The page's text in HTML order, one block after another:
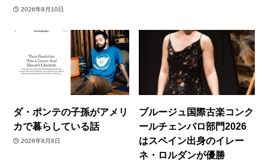
2026年8月10日
ダ・ポンテの子孫がアメリ
カで暮らしている話
2026年8月8日
ブルージュ国際古楽コンク
ールチェンバロ部門2026
はスペイン出身のイレー
ネ・ロルダンが優勝